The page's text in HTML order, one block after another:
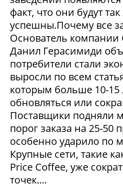
факт, что они будут
успешны.Почему все
Основатель компании
Данил Герасимиди
потребители стали
выросли по всем
которым больше 10-
обновляться или
Поставщики подняли
порог заказа на 25-50
особенно ударило по
Крупные сети, такие
Price Coffee, уже
точек....